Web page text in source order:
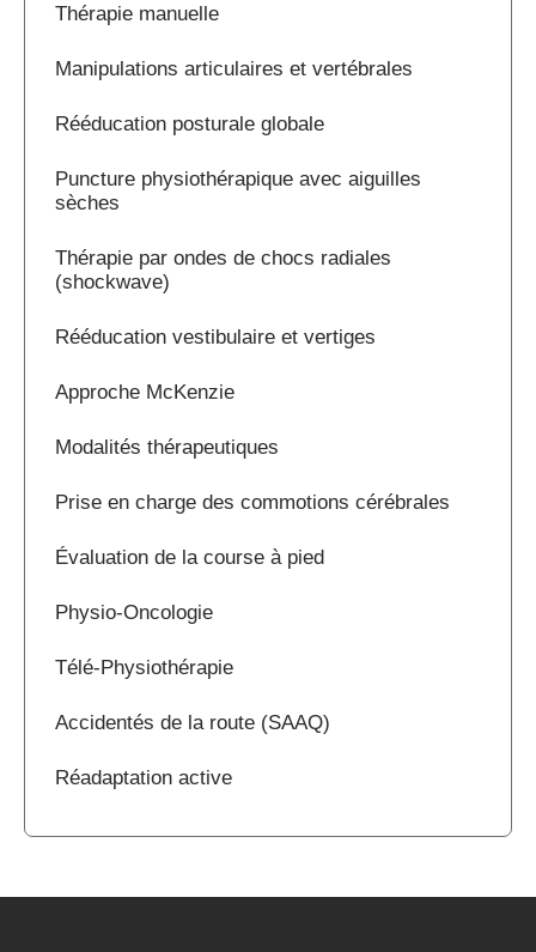
Thérapie manuelle
Manipulations articulaires et vertébrales
Rééducation posturale globale
Puncture physiothérapique avec aiguilles
sèches
Thérapie par ondes de chocs radiales
(shockwave)
Rééducation vestibulaire et vertiges
Approche McKenzie
Modalités thérapeutiques
Prise en charge des commotions cérébrales
Évaluation de la course à pied
Physio-Oncologie
Télé-Physiothérapie
Accidentés de la route (SAAQ)
Réadaptation active